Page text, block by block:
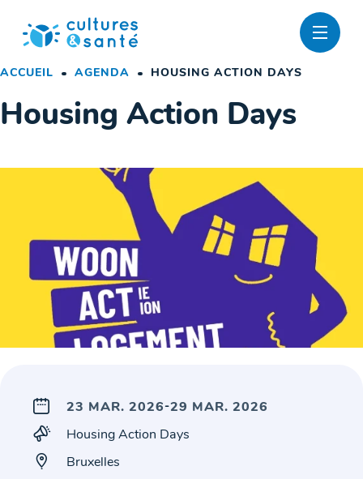
contenu
ACCUEIL AGENDA HOUSING ACTION DAYS
Housing Action Days
23 MAR. 2026-29 MAR. 2026
Housing Action Days
Bruxelles